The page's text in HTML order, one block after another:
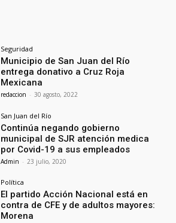
Seguridad
Municipio de San Juan del Río
entrega donativo a Cruz Roja
Mexicana
redaccion - 30 agosto, 2022
San Juan del Río
Continúa negando gobierno
municipal de SJR atención medica
por Covid-19 a sus empleados
Admin - 23 julio, 2020
Política
El partido Acción Nacional está en
contra de CFE y de adultos mayores:
Morena